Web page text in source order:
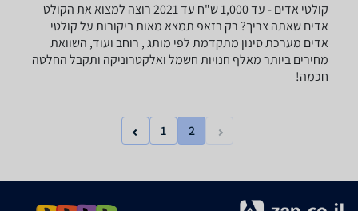
קולטי אדים - ‏עד 1,000 ‏ש"ח ‏עד 2021 רוצה למצוא את הקולט
אדים שאתה צריך? רק בזאפ תמצא מאות ביקורות על קולטי
אדים מערכת סינון מתקדמת לפי מותג , רוחב ועוד, השוואת
מחירים ביותר מאלף חנויות חשמל ואלקטרוניקה ותקבל החלטה
חכמה!
1 2